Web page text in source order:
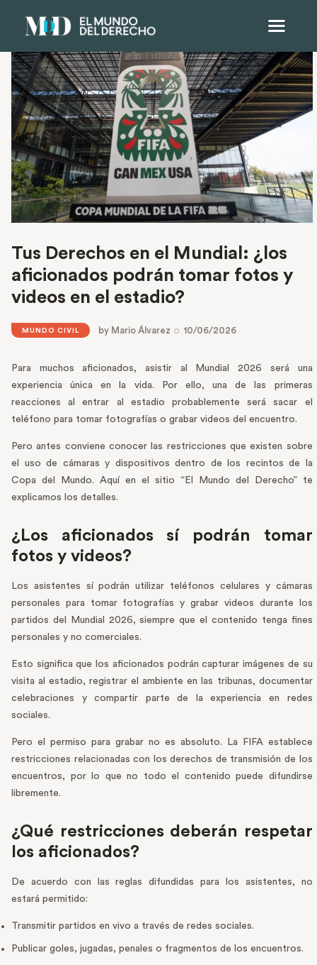
Tus Derechos en el Mundial: ¿los
aficionados podrán tomar fotos y
videos en el estadio?
MUNDO CIVIL by Mario Álvarez 10/06/2026
Para muchos aficionados, asistir al Mundial 2026 será una
experiencia única en la vida. Por ello, una de las primeras
reacciones al entrar al estadio probablemente será sacar el
teléfono para tomar fotografías o grabar videos del encuentro.
Pero antes conviene conocer las restricciones que existen sobre
el uso de cámaras y dispositivos dentro de los recintos de la
Copa del Mundo. Aquí en el sitio “El Mundo del Derecho” te
explicamos los detalles.
¿Los aficionados sí podrán tomar
fotos y videos?
Los asistentes sí podrán utilizar teléfonos celulares y cámaras
personales para tomar fotografías y grabar videos durante los
partidos del Mundial 2026, siempre que el contenido tenga fines
personales y no comerciales.
Esto significa que los aficionados podrán capturar imágenes de su
visita al estadio, registrar el ambiente en las tribunas, documentar
celebraciones y compartir parte de la experiencia en redes
sociales.
Pero el permiso para grabar no es absoluto. La FIFA establece
restricciones relacionadas con los derechos de transmisión de los
encuentros, por lo que no todo el contenido puede difundirse
libremente.
¿Qué restricciones deberán respetar
los aficionados?
De acuerdo con las reglas difundidas para los asistentes, no
estará permitido:
Transmitir partidos en vivo a través de redes sociales.
Publicar goles, jugadas, penales o fragmentos de los encuentros.